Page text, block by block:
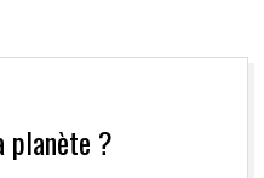
planète ?